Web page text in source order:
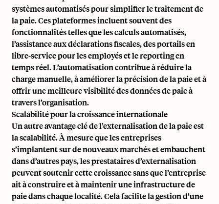
systèmes automatisés pour simplifier le traitement de
la paie. Ces plateformes incluent souvent des
fonctionnalités telles que les calculs automatisés,
l’assistance aux déclarations fiscales, des portails en
libre-service pour les employés et le reporting en
temps réel. L’automatisation contribue à réduire la
charge manuelle, à améliorer la précision de la paie et à
offrir une meilleure visibilité des données de paie à
travers l’organisation.
Scalabilité pour la croissance internationale
Un autre avantage clé de l’externalisation de la paie est
la scalabilité. À mesure que les entreprises
s’implantent sur de nouveaux marchés et embauchent
dans d’autres pays, les prestataires d’externalisation
peuvent soutenir cette croissance sans que l’entreprise
ait à construire et à maintenir une infrastructure de
paie dans chaque localité. Cela facilite la gestion d’une